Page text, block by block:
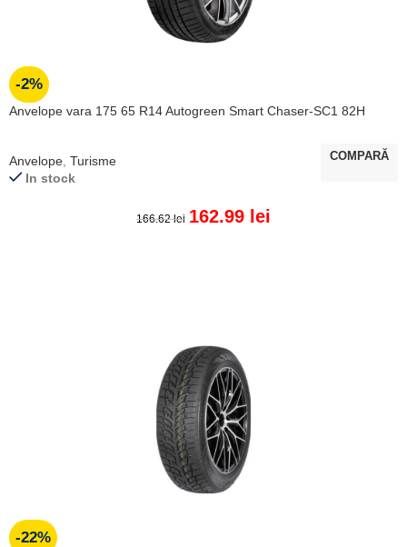
-2%
Anvelope vara 175 65 R14 Autogreen Smart Chaser-SC1 82H
Anvelope Turisme
In stock
166.62lei 162.99 lei
COMPARĂ
-22%